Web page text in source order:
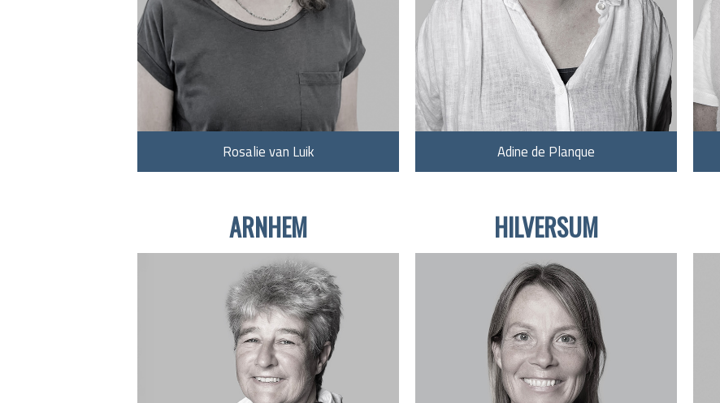
Rosalie van Luik Adine de Planque
ARNHEM HILVERSUM